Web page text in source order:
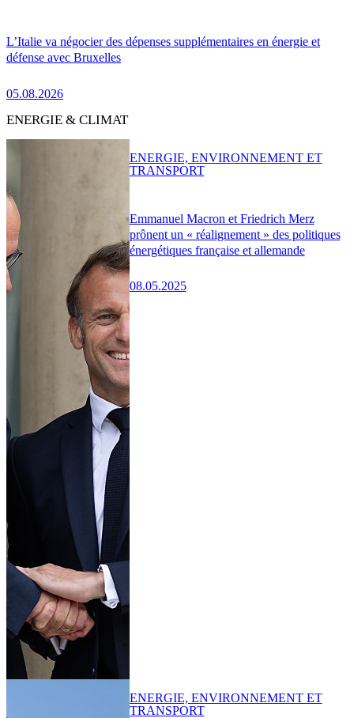
L’Italie va négocier des dépenses supplémentaires en énergie et
défense avec Bruxelles
05.08.2026
ENERGIE & CLIMAT
Emmanuel Macron et Friedrich Merz
prônent un « réalignement » des politiques
énergétiques française et allemande
08.05.2025
ENERGIE, ENVIRONNEMENT ET
TRANSPORT
ENERGIE, ENVIRONNEMENT ET
TRANSPORT